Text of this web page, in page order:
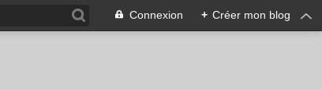
Connexion + Créer mon blog